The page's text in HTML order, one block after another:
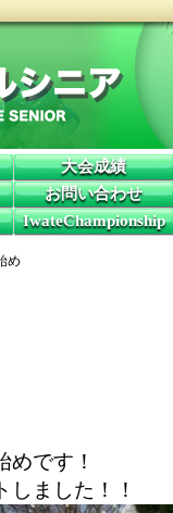
大会成績
お問い合わせ
IwateChampionship
め
です！
ました！！